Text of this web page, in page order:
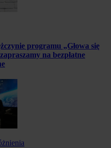
programu „Głowa się
na bezpłatne